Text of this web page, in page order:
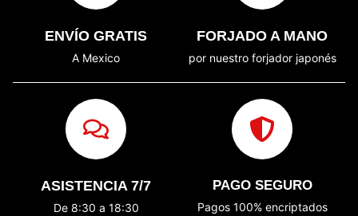
ENVÍO GRATIS
A Mexico
FORJADO A MANO
por nuestro forjador japonés
ASISTENCIA 7/7
De 8:30 a 18:30
PAGO SEGURO
Pagos 100% encriptados